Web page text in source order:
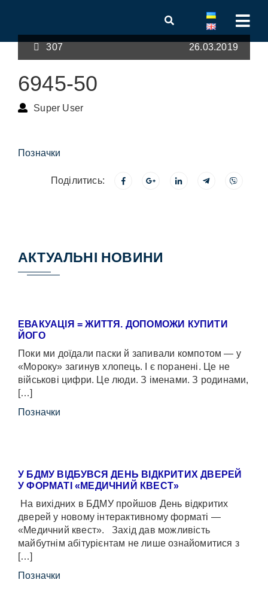
307 26.03.2019
6945-50
Super User
Позначки
Поділитись:
АКТУАЛЬНІ НОВИНИ
ЕВАКУАЦІЯ = ЖИТТЯ. ДОПОМОЖИ КУПИТИ
ЙОГО
Поки ми доїдали паски й запивали компотом — у
«Мороку» загинув хлопець. І є поранені. Це не
військові цифри. Це люди. З іменами. З родинами,
[…]
Позначки
У БДМУ ВІДБУВСЯ ДЕНЬ ВІДКРИТИХ ДВЕРЕЙ
У ФОРМАТІ «МЕДИЧНИЙ КВЕСТ»
На вихідних в БДМУ пройшов День відкритих
дверей у новому інтерактивному форматі —
«Медичний квест». Захід дав можливість
майбутнім абітурієнтам не лише ознайомитися з
[…]
Позначки